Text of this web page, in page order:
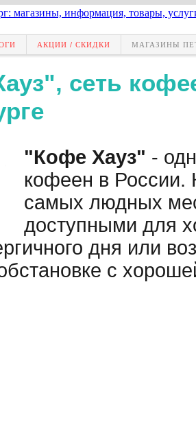
АКЦИИ / СКИДКИ МАГАЗИНЫ
сеть
"Кофе Хауз" -
кофеен в
самых людных
доступными для
дня или
с